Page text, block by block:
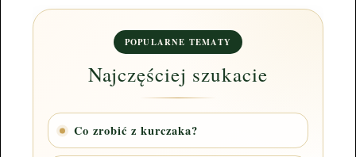
POPULARNE TEMATY
Najczęściej szukacie
Co zrobić z kurczaka?